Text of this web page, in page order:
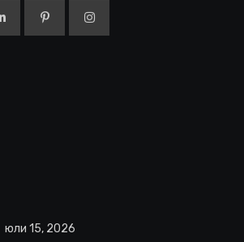
юли 15, 2026